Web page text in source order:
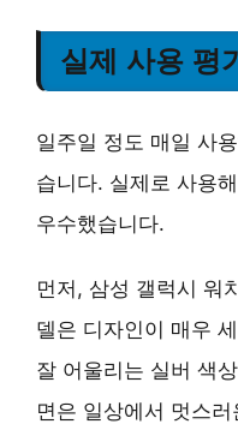
실제 사용 평
일주일 정도 매일 사
습니다. 실제로 사용
우수했습니다.
먼저, 삼성 갤럭시 워
델은 디자인이 매우
잘 어울리는 실버 색
면은 일상에서 멋스